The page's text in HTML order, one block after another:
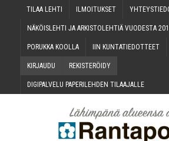
TILAA LEH­TI ILMOI­TUK­SET
NÄKÖIS­LEH­TI JA ARKIS­TO­LEH­TIÄ VUO­DES­TA
PORUK­KA KOOLLA IIN KUN­TA­TIE­DOT­TEET
KIR­JAU­DU REKIS­TE­RÖI­DY
DIGI­PAL­VE­LU PAPE­RI­LEH­DEN TILAAJALLE